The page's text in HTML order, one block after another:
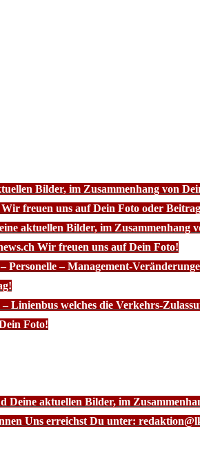
Bilder, im Zusammenhang von
freuen uns auf Dein Foto oder
aktuellen Bilder, im
Wir freuen uns auf Dein Foto!
Personelle – Management-
Linienbus welches die Verkehrs-
Foto!
Deine aktuellen Bilder, im
Uns erreichst Du unter: